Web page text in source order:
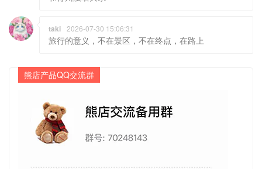
taki 2026-07-30 15:06:31
旅行的意义，不在景区，不在终点，在路上
熊店产品QQ交流群